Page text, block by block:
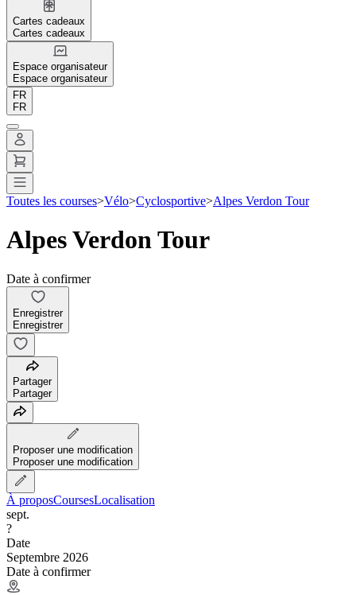
Cartes cadeaux
Cartes cadeaux
Espace organisateur
Espace organisateur
FR
FR
Toutes les courses>Vélo>Cyclosportive>Alpes Verdon Tour
Alpes Verdon Tour
Date à confirmer
Enregistrer
Enregistrer
Partager
Partager
Proposer une modification
Proposer une modification
À proposCoursesLocalisation
sept.
?
Date
Septembre 2026
Date à confirmer